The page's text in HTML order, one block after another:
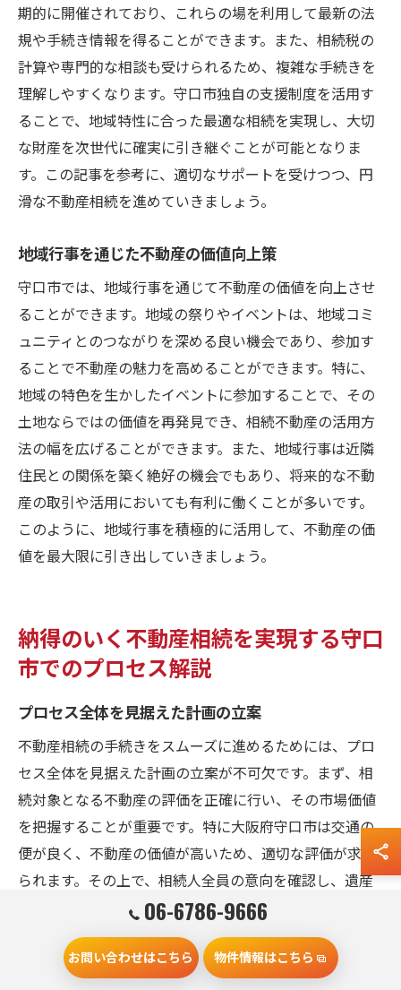
期的に開催されており、これらの場を利用して最新の法
規や手続き情報を得ることができます。また、相続税の
計算や専門的な相談も受けられるため、複雑な手続きを
理解しやすくなります。守口市独自の支援制度を活用す
ることで、地域特性に合った最適な相続を実現し、大切
な財産を次世代に確実に引き継ぐことが可能となりま
す。この記事を参考に、適切なサポートを受けつつ、円
滑な不動産相続を進めていきましょう。
地域行事を通じた不動産の価値向上策
守口市では、地域行事を通じて不動産の価値を向上させ
ることができます。地域の祭りやイベントは、地域コミ
ュニティとのつながりを深める良い機会であり、参加す
ることで不動産の魅力を高めることができます。特に、
地域の特色を生かしたイベントに参加することで、その
土地ならではの価値を再発見でき、相続不動産の活用方
法の幅を広げることができます。また、地域行事は近隣
住民との関係を築く絶好の機会でもあり、将来的な不動
産の取引や活用においても有利に働くことが多いです。
このように、地域行事を積極的に活用して、不動産の価
値を最大限に引き出していきましょう。
納得のいく不動産相続を実現する守口
市でのプロセス解説
プロセス全体を見据えた計画の立案
不動産相続の手続きをスムーズに進めるためには、プロ
セス全体を見据えた計画の立案が不可欠です。まず、相
続対象となる不動産の評価を正確に行い、その市場価値
を把握することが重要です。特に大阪府守口市は交通の
便が良く、不動産の価値が高いため、適切な評価が求め
られます。その上で、相続人全員の意向を確認し、遺産
分割の方法を決定します。これには法的な整合性を確保
するために、弁護士や税理士といった専門家の助言を仰
ぐことが有効です。さらに、相続税の負担を最小限に抑
06-6786-9666
お問い合わせはこちら 物件情報はこちら